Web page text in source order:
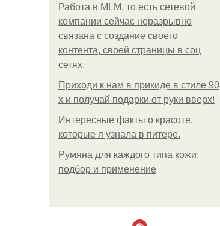
Работа в MLM, то есть сетевой
компании сейчас неразрывно
связана с создание своего
контента, своей страницы в соц
сетях.
Приходи к нам в прикиде в стиле 90
х и получай подарки от руки вверх!
Интересные факты о красоте,
которые я узнала в питере.
Румяна для каждого типа кожи:
подбор и применение